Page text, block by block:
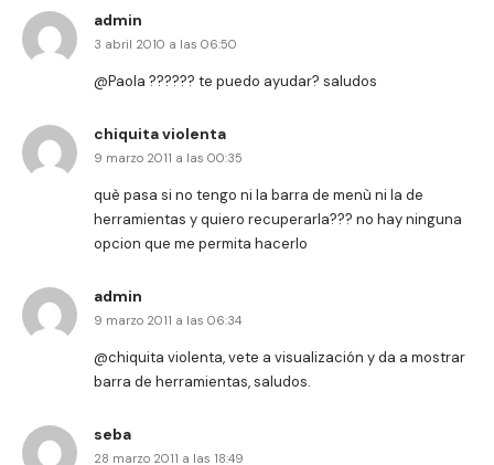
admin
3 abril 2010 a las 06:50
@Paola ?????? te puedo ayudar? saludos
chiquita violenta
9 marzo 2011 a las 00:35
què pasa si no tengo ni la barra de menù ni la de
herramientas y quiero recuperarla??? no hay ninguna
opcion que me permita hacerlo
admin
9 marzo 2011 a las 06:34
@chiquita violenta, vete a visualización y da a mostrar
barra de herramientas, saludos.
seba
28 marzo 2011 a las 18:49